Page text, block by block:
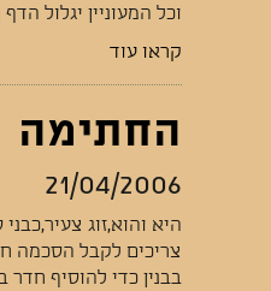
וכל המעוניין יגלול
קראו עוד
החתימה
21/04/2006
היא והוא,זוג
צריכים לקבל הסכמה
בבנין כדי להוסיף חדר